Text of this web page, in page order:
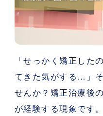
「せっかく矯正した
てきた気がする…」
せんか？矯正治療後の
が経験する現象です